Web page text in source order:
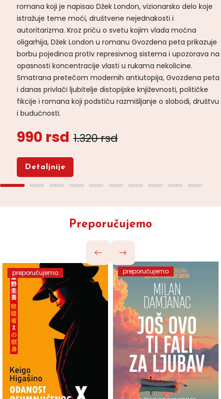
romana koji je napisao Džek London, vizionarsko delo koje
istražuje teme moći, društvene nejednakosti i
autoritarizma. Kroz priču o svetu kojim vlada moćna
oligarhija, Džek London u romanu Gvozdena peta prikazuje
borbu pojedinca protiv represivnog sistema i upozorava na
opasnosti koncentracije vlasti u rukama nekolicine.
Smatrana pretečom modernih antiutopija, Gvozdena peta
i danas privlači ljubitelje distopijske književnosti, političke
fikcije i romana koji podstiču razmišljanje o slobodi, društvu
i budućnosti.
990 rsd 1.320 rsd
Detaljnije
Preporučujemo
preporučujemo preporučujemo